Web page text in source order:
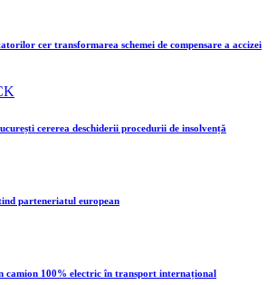
cer transformarea schemei de compensare a accizei
cererea deschiderii procedurii de insolvență
parteneriatul european
camion 100% electric în transport internațional